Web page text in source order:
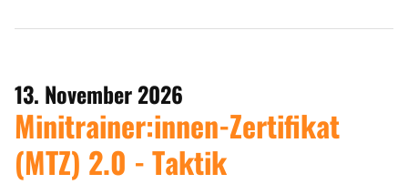
13. November 2026
Minitrainer:innen-Zertifikat
(MTZ) 2.0 - Taktik